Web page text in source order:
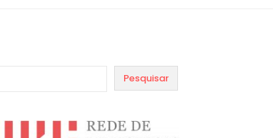
Pesquisar